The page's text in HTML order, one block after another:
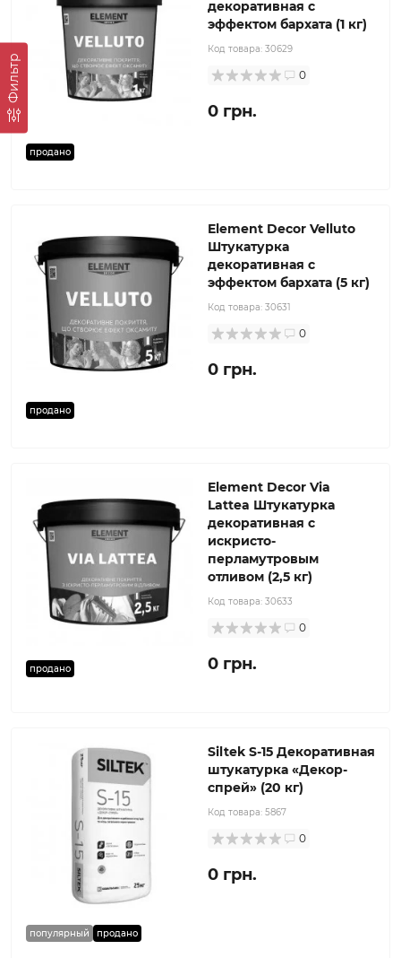
Фильтр
продано
декоративная с
эффектом бархата (1 кг)
Код товара: 30629
0
0 грн.
продано
Element Decor Velluto
Штукатурка
декоративная с
эффектом бархата (5 кг)
Код товара: 30631
0
0 грн.
продано
Element Decor Via
Lattea Штукатурка
декоративная с
искристо-
перламутровым
отливом (2,5 кг)
Код товара: 30633
0
0 грн.
популярный продано
Siltek S-15 Декоративная
штукатурка «Декор-
спрей» (20 кг)
Код товара: 5867
0
0 грн.